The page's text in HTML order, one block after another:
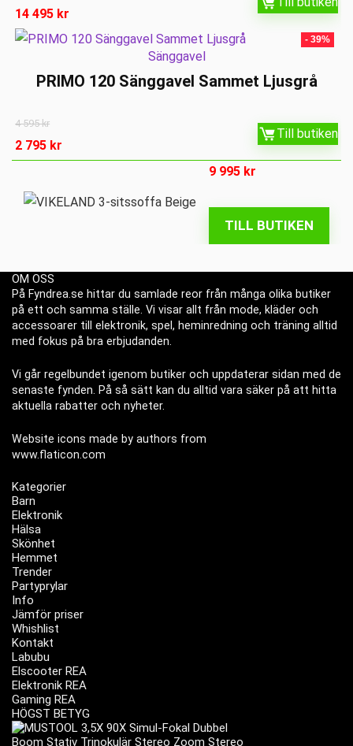
14 495 kr
- 39%
Sänggavel
PRIMO 120 Sänggavel Sammet Ljusgrå
4 595kr
2 795 kr
Till butiken
9 995 kr
TILL BUTIKEN
OM OSS
På Fyndrea.se hittar du samlade reor från många olika butiker
på ett och samma ställe. Vi visar allt från mode, kläder och
accessoarer till elektronik, spel, heminredning och träning alltid
med fokus på bra erbjudanden.
Vi går regelbundet igenom butiker och uppdaterar sidan med de
senaste fynden. På så sätt kan du alltid vara säker på att hitta
aktuella rabatter och nyheter.
Website icons made by authors from
www.flaticon.com
Kategorier
Barn
Elektronik
Hälsa
Skönhet
Hemmet
Trender
Partyprylar
Info
Jämför priser
Whishlist
Kontakt
Labubu
Elscooter REA
Elektronik REA
Gaming REA
HÖGST BETYG